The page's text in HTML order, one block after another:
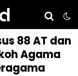
88 AT dan
Agama